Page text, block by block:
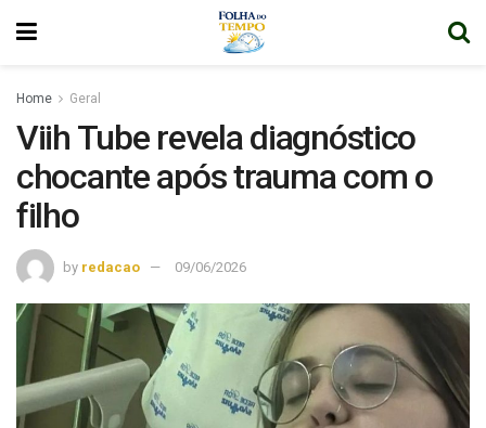
Home Geral
Viih Tube revela diagnóstico
chocante após trauma com o
filho
by redacao 09/06/2026